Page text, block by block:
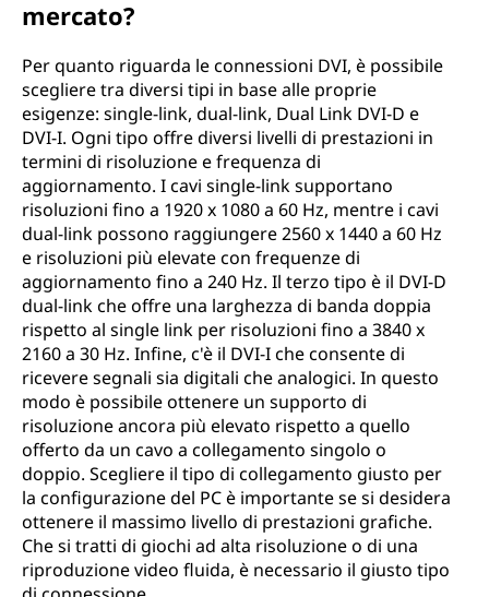
mercato?
Per quanto riguarda le connessioni DVI, è possibile
scegliere tra diversi tipi in base alle proprie
esigenze: single-link, dual-link, Dual Link DVI-D e
DVI-I. Ogni tipo offre diversi livelli di prestazioni in
termini di risoluzione e frequenza di
aggiornamento. I cavi single-link supportano
risoluzioni fino a 1920 x 1080 a 60 Hz, mentre i cavi
dual-link possono raggiungere 2560 x 1440 a 60 Hz
e risoluzioni più elevate con frequenze di
aggiornamento fino a 240 Hz. Il terzo tipo è il DVI-D
dual-link che offre una larghezza di banda doppia
rispetto al single link per risoluzioni fino a 3840 x
2160 a 30 Hz. Infine, c'è il DVI-I che consente di
ricevere segnali sia digitali che analogici. In questo
modo è possibile ottenere un supporto di
risoluzione ancora più elevato rispetto a quello
offerto da un cavo a collegamento singolo o
doppio. Scegliere il tipo di collegamento giusto per
la configurazione del PC è importante se si desidera
ottenere il massimo livello di prestazioni grafiche.
Che si tratti di giochi ad alta risoluzione o di una
riproduzione video fluida, è necessario il giusto tipo